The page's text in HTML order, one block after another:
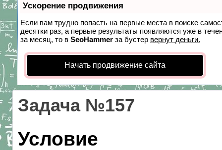
Ускорение продвижения
Если вам трудно попасть на первые места в поиске
десятки раз, а первые результаты появляются уже в
за месяц, то в SeoHammer за бустер вернут деньги.
Начать продвижение сайта
Задача №157
Условие